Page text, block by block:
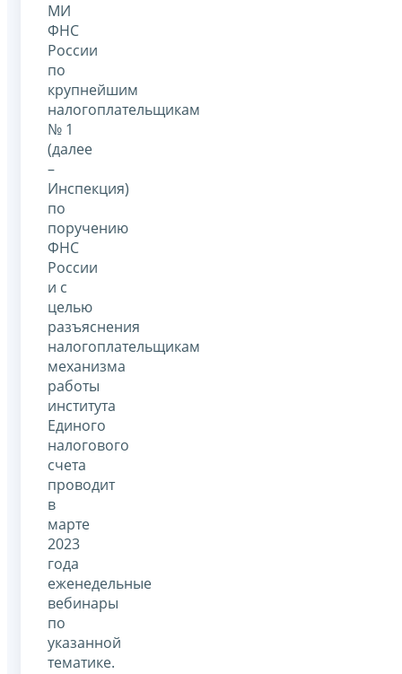
МИ
ФНС
России
по
крупнейшим
налогоплательщикам
№ 1
(далее
–
Инспекция)
по
поручению
ФНС
России
и с
целью
разъяснения
налогоплательщикам
механизма
работы
института
Единого
налогового
счета
проводит
в
марте
2023
года
еженедельные
вебинары
по
указанной
тематике.